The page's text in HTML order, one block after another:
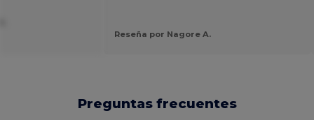
Reseña por Nagore A.
Preguntas frecuentes